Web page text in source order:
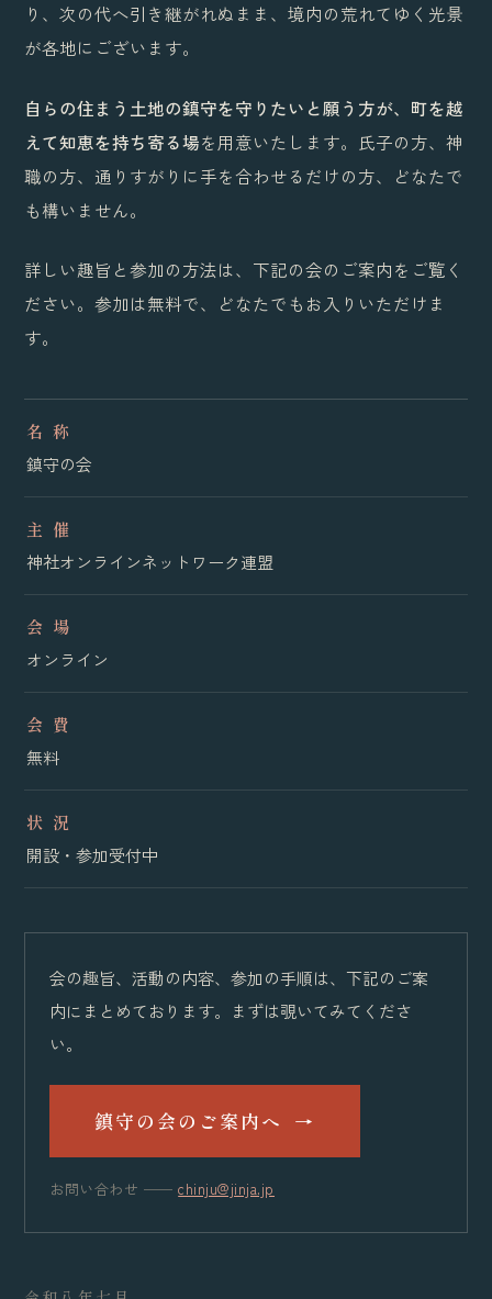
り、次の代へ引き継がれぬまま、境内の荒れてゆく光景
が各地にございます。
自らの住まう土地の鎮守を守りたいと願う方が、町を越
えて知恵を持ち寄る場を用意いたします。氏子の方、神
職の方、通りすがりに手を合わせるだけの方、どなたで
も構いません。
詳しい趣旨と参加の方法は、下記の会のご案内をご覧く
ださい。参加は無料で、どなたでもお入りいただけま
す。
名 称
鎮守の会
主 催
神社オンラインネットワーク連盟
会 場
オンライン
会 費
無料
状 況
開設・参加受付中
会の趣旨、活動の内容、参加の手順は、下記のご案
内にまとめております。まずは覗いてみてくださ
い。
鎮守の会のご案内へ →
お問い合わせ ──chinju@jinja.jp